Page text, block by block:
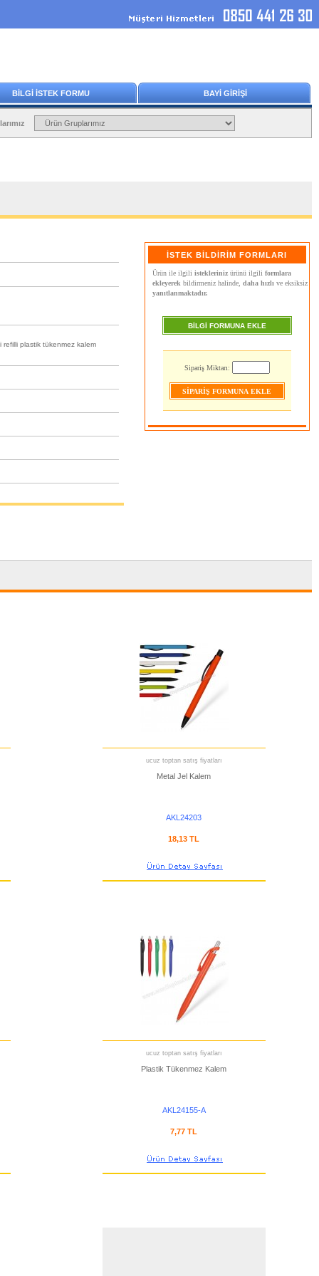
BİLGİ İSTEK FORMU BAYİ GİRİŞİ
plastik tükenmez kalem
İSTEK BİLDİRİM FORMLARI
Ürün ile ilgili isteklerinizürünü ilgili formlara
ekleyerek bildirmeniz halinde, daha hızlı ve eksiksiz
yanıtlanmaktadır.
BİLGİ FORMUNA EKLE
Sipariş Miktarı:
ucuz toptan satış fiyatları
Metal Jel Kalem
AKL24203
18,13 TL
ucuz toptan satış fiyatları
Plastik Tükenmez Kalem
AKL24155-A
7,77 TL